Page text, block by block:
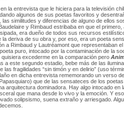
la entrevista que le hiciera para la televisión
algunos de sus poetas favoritos y
las similitudes y diferencias de alguno de ellos
y Rimbaud estribaba en que el primero,
era dueño de todos sus recursos
la deriva de su obra y, por eso, era un poeta
a Rimbaud y Lautréamont que representaban el
puro, intocado por la contaminación de la
excederme en la comparación pero
a este segundo estadio, bebe más de las
las fragilidades “sin timón y en delirio” (uso
en dicha entrevista rememorando un verso
que de las sensateces de los
arquitectura dominadora. Hay algo intocado en
que mana desde lo vivo y la emoción. Y
solipsismo, suena extraño y arriesgado.